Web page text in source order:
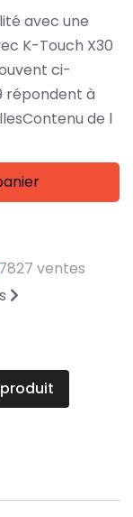
avec une
K-Touch X30
ci-
répondent à
de l
7827 ventes